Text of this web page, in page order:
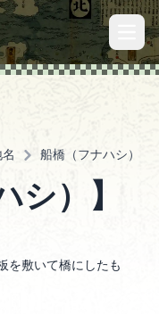
船橋（フナハシ）
シ）】
を敷いて橋にしたも